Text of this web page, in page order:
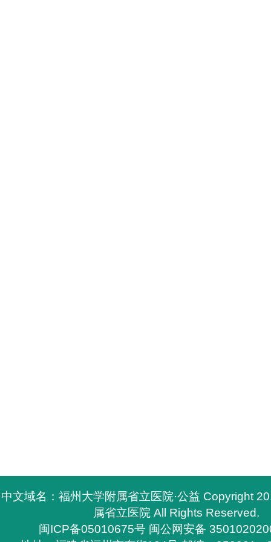
中文域名：福州大学附属省立医院·公益 Copyright
属省立医院 All Rights Reserved.
闽ICP备05010675号 闽公网安备